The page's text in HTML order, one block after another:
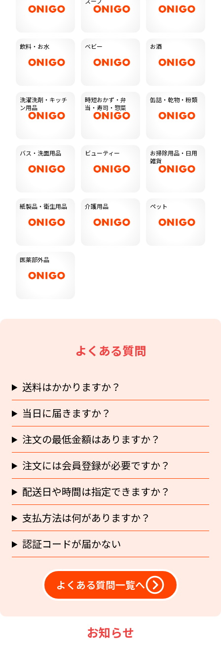
飲料・お水 ベビー お酒
洗濯洗剤・キッチ
ン用品
時短おかず・弁
当・寿司・惣菜
缶詰・乾物・粉類
バス・洗面用品 ビューティー
お掃除用品・日用
雑貨
紙製品・衛生用品 介護用品 ペット
医薬部外品
よくある質問
送料はかかりますか？
当日に届きますか？
注文の最低金額はありますか？
注文には会員登録が必要ですか？
配送日や時間は指定できますか？
支払方法は何がありますか？
認証コードが届かない
よくある質問一覧へ
お知らせ